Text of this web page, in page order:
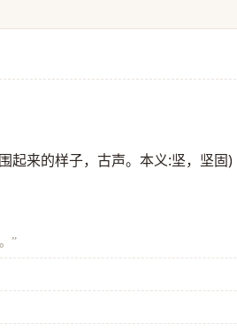
起来的样子，古声。本义:坚，坚固)
”